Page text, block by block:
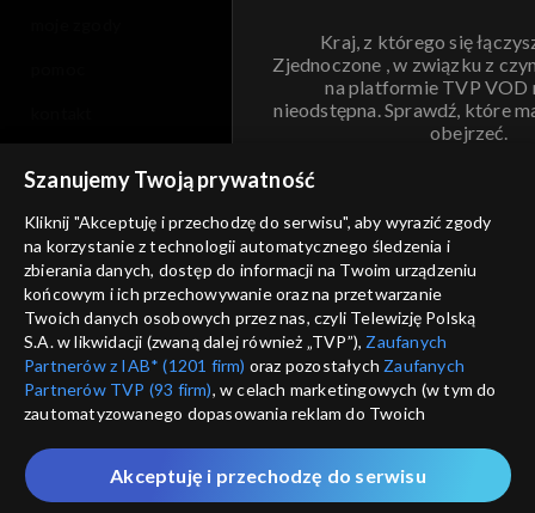
Kraj, z którego się
Zjednoczone , w związku z
na platformie TVP VOD
nieodstępna. Sprawdź, które
obejrzeć.
ANULUJ
informacje o dostawcy usług
Szanujemy Twoją prywatność
Kliknij "Akceptuję i przechodzę do serwisu", aby wyrazić zgody
na korzystanie z technologii automatycznego śledzenia i
zbierania danych, dostęp do informacji na Twoim urządzeniu
końcowym i ich przechowywanie oraz na przetwarzanie
Twoich danych osobowych przez nas, czyli Telewizję Polską
S.A. w likwidacji (zwaną dalej również „TVP”), Zaufanych
Partnerów z IAB* (1201 firm) oraz pozostałych Zaufanych
Partnerów TVP (93 firm), w celach marketingowych (w tym do
zautomatyzowanego dopasowania reklam do Twoich
które wskazujemy poniżej, a także zgody na udostępnianie
przez nas identyfikatora PPID do Google.
Akceptuję i przechodzę do serwisu